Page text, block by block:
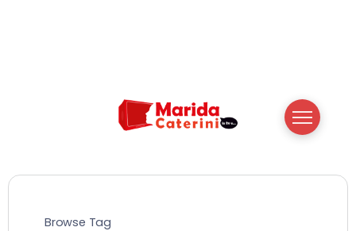
Browse Tag